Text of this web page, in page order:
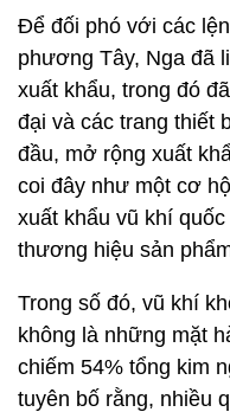
Để đối phó với các
phương Tây, Nga đã
xuất khẩu, trong đó
đại và các trang thiết
đầu, mở rộng xuất
coi đây như một cơ
xuất khẩu vũ khí
thương hiệu sản
Trong số đó, vũ khí
không là những mặt
chiếm 54% tổng kim
tuyên bố rằng, nhiều